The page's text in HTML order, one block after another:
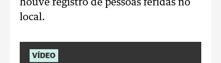
houve registro de pessoas feridas no
local.
VÍDEO